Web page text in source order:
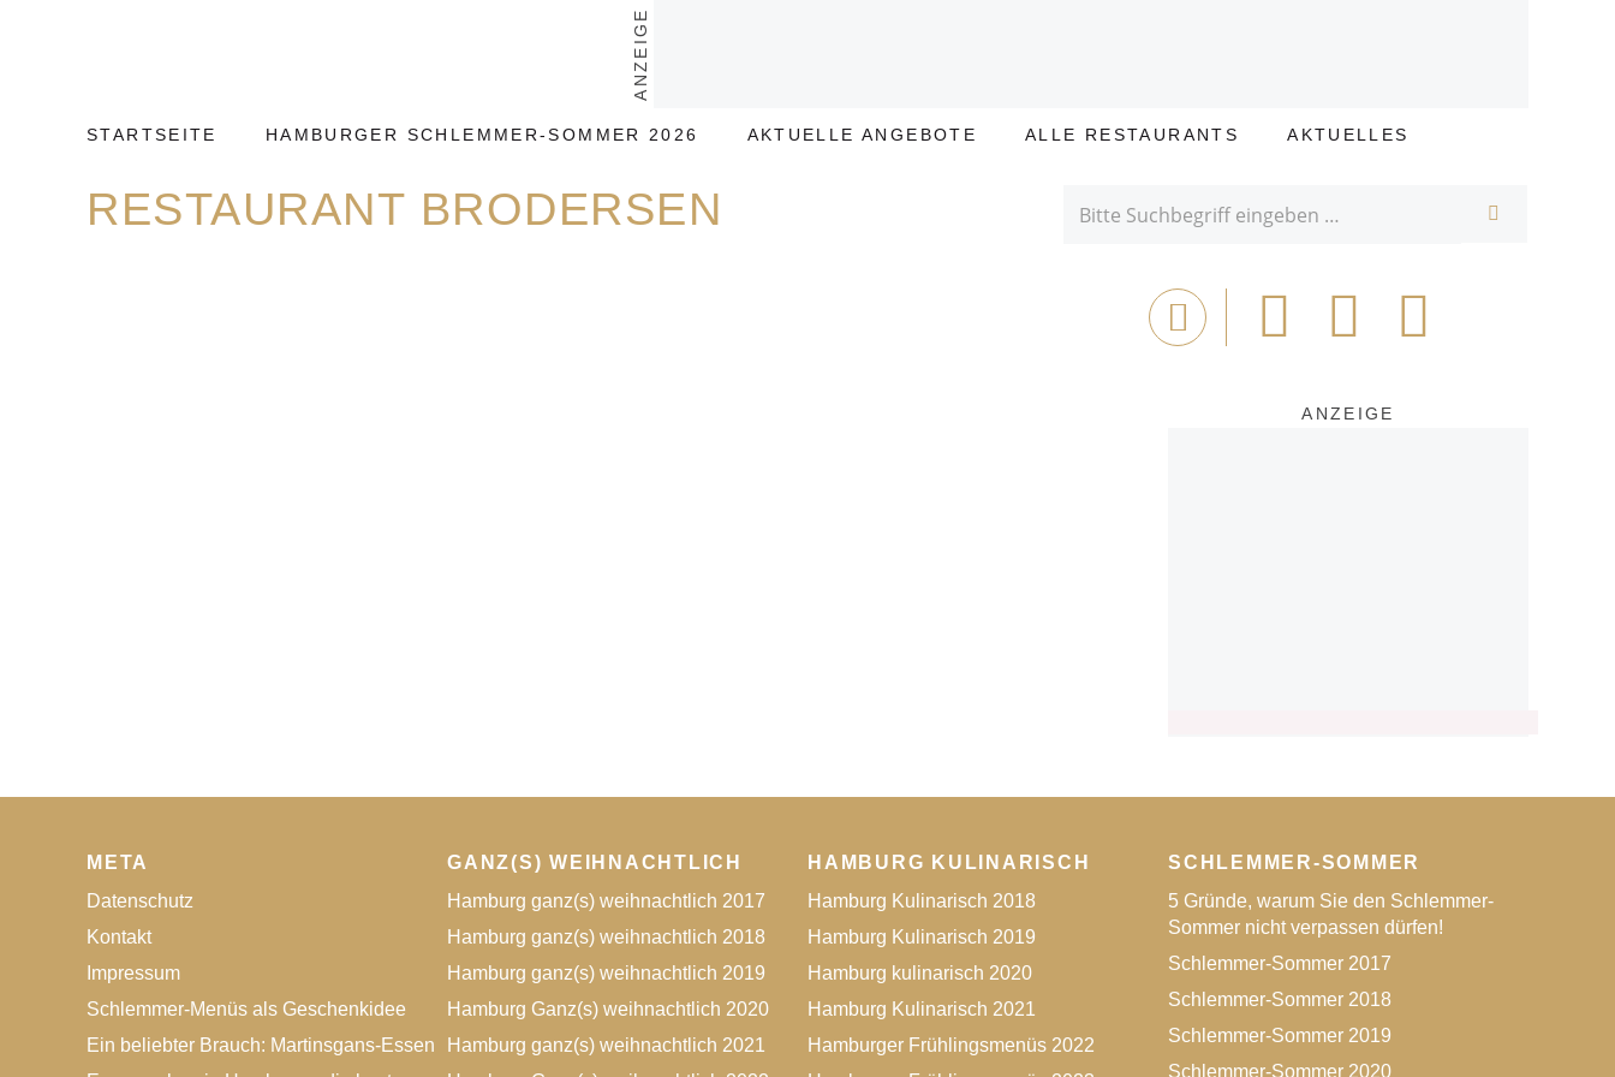
ANZEIGE
STARTSEITE HAMBURGER SCHLEMMER-SOMMER 2026 AKTUELLE ANGEBOTE ALLE RESTAURANTS AKTUELLES
RESTAURANT BRODERSEN
Drucken
Bei
Facebook
teilen
Tweet
ANZEIGE
META
Datenschutz
Kontakt
Impressum
Schlemmer-Menüs als Geschenkidee
Ein beliebter Brauch: Martinsgans-Essen
GANZ(S) WEIHNACHTLICH
Hamburg ganz(s) weihnachtlich 2017
Hamburg ganz(s) weihnachtlich 2018
Hamburg ganz(s) weihnachtlich 2019
Hamburg Ganz(s) weihnachtlich 2020
Hamburg ganz(s) weihnachtlich 2021
HAMBURG KULINARISCH
Hamburg Kulinarisch 2018
Hamburg Kulinarisch 2019
Hamburg kulinarisch 2020
Hamburg Kulinarisch 2021
Hamburger Frühlingsmenüs 2022
SCHLEMMER-SOMMER
5 Gründe, warum Sie den Schlemmer-
Sommer nicht verpassen dürfen!
Schlemmer-Sommer 2017
Schlemmer-Sommer 2018
Schlemmer-Sommer 2019
Schlemmer-Sommer 2020